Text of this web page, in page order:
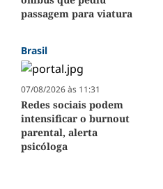
passagem para viatura
Brasil
07/08/2026 às 11:31
Redes sociais podem
intensificar o burnout
parental, alerta
psicóloga